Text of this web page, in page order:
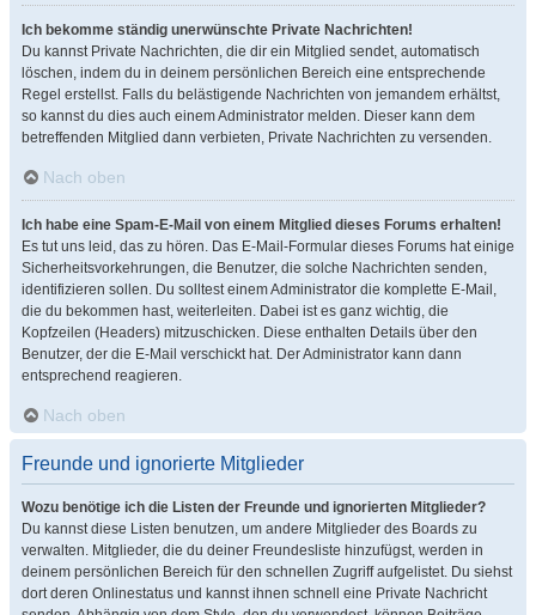
Ich bekomme ständig unerwünschte Private Nachrichten!
Du kannst Private Nachrichten, die dir ein Mitglied sendet, automatisch
löschen, indem du in deinem persönlichen Bereich eine entsprechende
Regel erstellst. Falls du belästigende Nachrichten von jemandem erhältst,
so kannst du dies auch einem Administrator melden. Dieser kann dem
betreffenden Mitglied dann verbieten, Private Nachrichten zu versenden.
Nach oben
Ich habe eine Spam-E-Mail von einem Mitglied dieses Forums erhalten!
Es tut uns leid, das zu hören. Das E-Mail-Formular dieses Forums hat einige
Sicherheitsvorkehrungen, die Benutzer, die solche Nachrichten senden,
identifizieren sollen. Du solltest einem Administrator die komplette E-Mail,
die du bekommen hast, weiterleiten. Dabei ist es ganz wichtig, die
Kopfzeilen (Headers) mitzuschicken. Diese enthalten Details über den
Benutzer, der die E-Mail verschickt hat. Der Administrator kann dann
entsprechend reagieren.
Nach oben
Freunde und ignorierte Mitglieder
Wozu benötige ich die Listen der Freunde und ignorierten Mitglieder?
Du kannst diese Listen benutzen, um andere Mitglieder des Boards zu
verwalten. Mitglieder, die du deiner Freundesliste hinzufügst, werden in
deinem persönlichen Bereich für den schnellen Zugriff aufgelistet. Du siehst
dort deren Onlinestatus und kannst ihnen schnell eine Private Nachricht